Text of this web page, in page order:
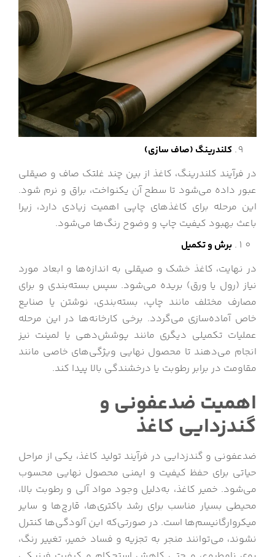
کلندرینگ (صاف سازی)
در فرآیند کلندرینگ، کاغذ از بین چند غلتک صاف و صیقلی
عبور داده می‌شود تا سطح آن یکنواخت، براق و نرم شود.
این مرحله برای کاغذهای چاپی اهمیت زیادی دارد، زیرا
باعث بهبود کیفیت چاپ و وضوح رنگ‌ها می‌شود.
برش و تکمیل
در نهایت، کاغذ خشک و صیقلی به اندازه‌ها و ابعاد مورد
نیاز (رول یا ورق) بریده می‌شود. سپس بسته‌بندی و برای
مصارف مختلف مانند چاپ، بسته‌بندی، نوشتن یا صنایع
خاص آماده‌سازی می‌گردد. برخی کارخانه‌ها در این مرحله
عملیات تکمیلی دیگری مانند پوشش‌دهی یا لمینت نیز
انجام می‌دهند تا محصول نهایی ویژگی‌های خاصی مانند
مقاومت در برابر رطوبت یا درخشندگی بالا پیدا کند.
اهمیت ضدعفونی و
گندزدایی کاغذ
ضدعفونی و گندزدایی در فرآیند تولید کاغذ، یکی از مراحل
حیاتی برای حفظ کیفیت و ایمنی محصول نهایی محسوب
می‌شود. خمیر کاغذ، به‌دلیل وجود مواد آلی و رطوبت بالا،
محیطی بسیار مناسب برای رشد باکتری‌ها، قارچ‌ها و سایر
میکروارگانیسم‌ها است. در صورتی‌که این آلودگی‌ها کنترل
نشوند، می‌توانند منجر به تجزیه و فساد خمیر، تغییر رنگ،